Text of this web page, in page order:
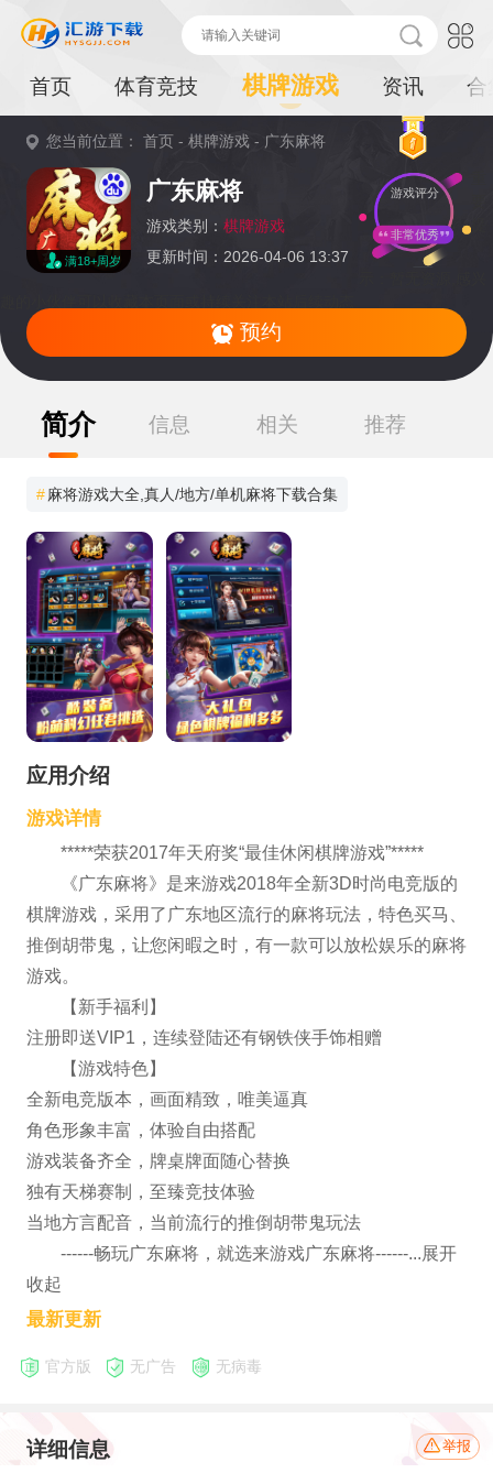
首页 体育竞技 棋牌游戏 资讯 合
您当前位置：首页 -棋牌游戏 - 广东麻将
满18+周岁
广东麻将
游戏类别： 棋牌游戏
更新时间：2026-04-06 13:37
游戏评分
非常优秀
预约
提
简介 信息 相关 推荐
#麻将游戏大全,真人/地方/单机麻将下载合集
应用介绍
游戏详情
*****荣获2017年天府奖“最佳休闲棋牌游戏”*****
《广东麻将》是来游戏2018年全新3D时尚电竞版的
棋牌游戏，采用了广东地区流行的麻将玩法，特色买马、
推倒胡带鬼，让您闲暇之时，有一款可以放松娱乐的麻将
游戏。
【新手福利】
注册即送VIP1，连续登陆还有钢铁侠手饰相赠
【游戏特色】
全新电竞版本，画面精致，唯美逼真
角色形象丰富，体验自由搭配
游戏装备齐全，牌桌牌面随心替换
独有天梯赛制，至臻竞技体验
当地方言配音，当前流行的推倒胡带鬼玩法
------畅玩广东麻将，就选来游戏广东麻将------...展开
收起
最新更新
官方版 无广告 无病毒
详细信息 举报